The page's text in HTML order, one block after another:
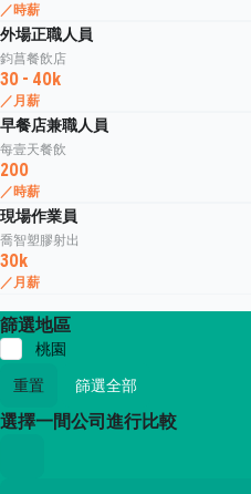
／時薪
外場正職人員
鈞菖餐飲店
30 - 40k
／月薪
早餐店兼職人員
每壹天餐飲
200
／時薪
現場作業員
喬智塑膠射出
30k
／月薪
篩選地區
桃園
重置
篩選全部
選擇一間公司進行比較